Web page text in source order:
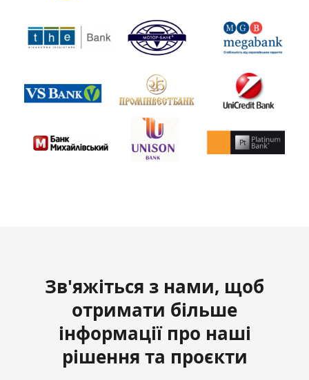
Зв'яжіться з нами, щоб
отримати більше
інформації про наші
рішення та проєкти